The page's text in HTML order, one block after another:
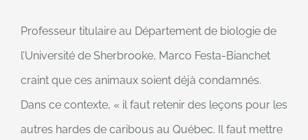
Professeur titulaire au Département de biologie de
l’Université de Sherbrooke, Marco Festa-Bianchet
craint que ces animaux soient déjà condamnés.
Dans ce contexte, « il faut retenir des leçons pour les
autres hardes de caribous au Québec. Il faut mettre